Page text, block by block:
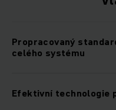
Propracovaný
celého systému
Efektivní technologie